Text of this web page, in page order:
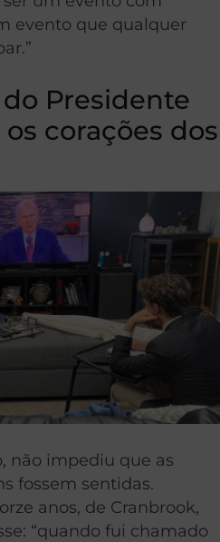
evento que qualquer
Presidente
corações dos
não impediu que as
fossem sentidas.
anos, de Cranbrook,
“quando fui chamado